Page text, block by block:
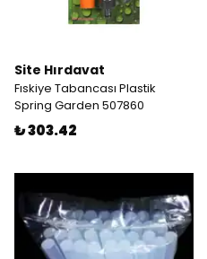
Site Hırdavat
Fıskiye Tabancası Plastik
Spring Garden 507860
₺ 303.42